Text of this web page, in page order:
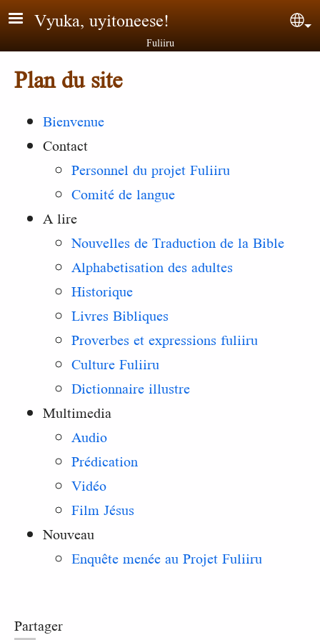
Aller au contenu principal
Vyuka, uyitoneese!
Fuliiru
Plan du site
Bienvenue
Contact
Personnel du projet Fuliiru
Comité de langue
A lire
Nouvelles de Traduction de la Bible
Alphabetisation des adultes
Historique
Livres Bibliques
Proverbes et expressions fuliiru
Culture Fuliiru
Dictionnaire illustre
Multimedia
Audio
Prédication
Vidéo
Film Jésus
Nouveau
Enquête menée au Projet Fuliiru
Partager